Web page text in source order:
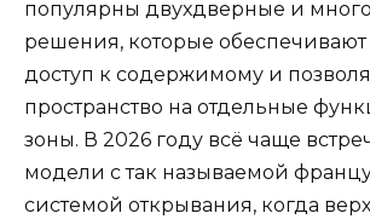
популярны двухдверные и
решения, которые
доступ к содержимому и
пространство на отдельные
зоны. В 2026 году всё чаще
модели с так называемой
системой открывания, когда